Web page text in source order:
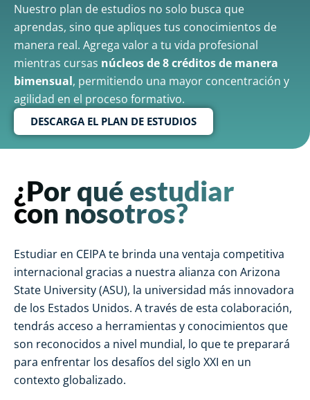
Nuestro plan de estudios no solo busca que
aprendas, sino que apliques tus conocimientos de
manera real. Agrega valor a tu vida profesional
mientras cursas núcleos de 8 créditos de manera
bimensual, permitiendo una mayor concentración y
agilidad en el proceso formativo.
DESCARGA EL PLAN DE ESTUDIOS
¿Por qué estudiar
con nosotros?
Estudiar en CEIPA te brinda una ventaja competitiva
internacional gracias a nuestra alianza con Arizona
State University (ASU), la universidad más innovadora
de los Estados Unidos. A través de esta colaboración,
tendrás acceso a herramientas y conocimientos que
son reconocidos a nivel mundial, lo que te preparará
para enfrentar los desafíos del siglo XXI en un
contexto globalizado.